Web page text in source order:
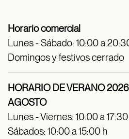
Horario comercial
Lunes - Sábado: 10:00 a
Domingos y festivos cerrado
HORARIO DE VERANO
AGOSTO
Lunes - Viernes: 10:00 a
Sábados: 10:00 a 15:00 h